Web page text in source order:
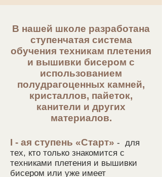
В нашей школе разработана
ступенчатая система
обучения техникам плетения
и вышивки бисером с
использованием
полудрагоценных камней,
кристаллов, пайеток,
канители и других
материалов.
I - ая ступень «Старт» - для
тех, кто только знакомится с
техниками плетения и вышивки
бисером или уже имеет